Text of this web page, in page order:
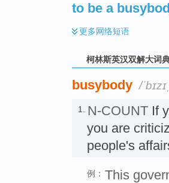
to be a
更多网络短语
柯林斯英汉双解大词
busybody /
1. N-COUNT If
you are
people's
例： This